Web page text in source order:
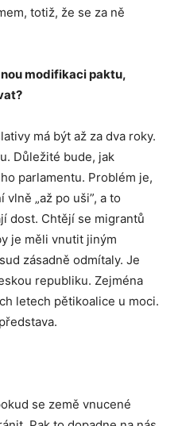
totiž, že se za ně
modifikaci paktu,
má být až za dva roky.
Důležité bude, jak
parlamentu. Problém je,
„až po uši”, a to
dost. Chtějí se migrantů
je měli vnutit jiným
zásadně odmítaly. Je
republiku. Zejména
letech pětikoalice u moci.
se země vnucené